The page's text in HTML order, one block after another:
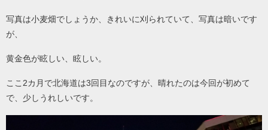
写真は小麦畑でしょうか、きれいに刈られていて、写真は暗いです
が、
黄金色が眩しい、眩しい。
ここ2カ月で北海道は3回目なのですが、晴れたのは今回が初めて
で、少しうれしいです。